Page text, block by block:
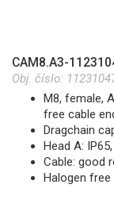
CAM8.A3-
Obj. číslo:
M8, female,
free cable
Dragchain
Head A:
Cable: good
Halogen free